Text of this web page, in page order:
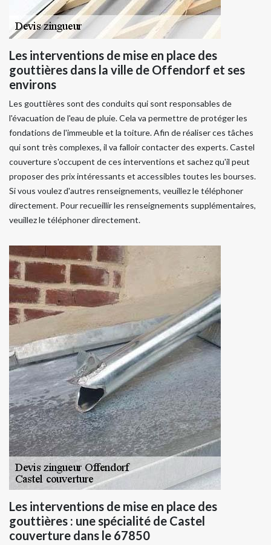
Les interventions de mise en place des
gouttières dans la ville de Offendorf et ses
environs
Les gouttières sont des conduits qui sont responsables de
l'évacuation de l'eau de pluie. Cela va permettre de protéger les
fondations de l'immeuble et la toiture. Afin de réaliser ces tâches
qui sont très complexes, il va falloir contacter des experts. Castel
couverture s'occupent de ces interventions et sachez qu'il peut
proposer des prix intéressants et accessibles toutes les bourses.
Si vous voulez d'autres renseignements, veuillez le téléphoner
directement. Pour recueillir les renseignements supplémentaires,
veuillez le téléphoner directement.
Les interventions de mise en place des
gouttières : une spécialité de Castel
couverture dans le 67850